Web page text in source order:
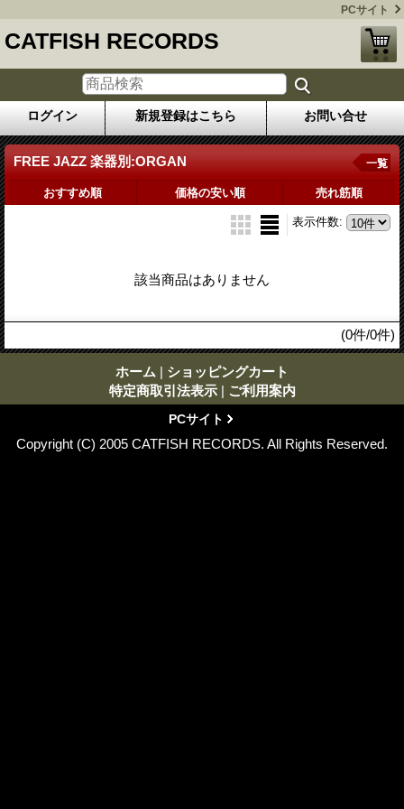
PCサイト
CATFISH RECORDS
ログイン 新規登録はこちら お問い合せ
FREE JAZZ 楽器別:ORGAN 一覧
おすすめ順 価格の安い順 売れ筋順
表示件数:
該当商品はありません
(0件/0件)
ホーム | ショッピングカート
特定商取引法表示 | ご利用案内
PCサイト
Copyright (C) 2005 CATFISH RECORDS. All Rights Reserved.